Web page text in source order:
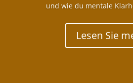
und wie du mentale
Lesen Sie